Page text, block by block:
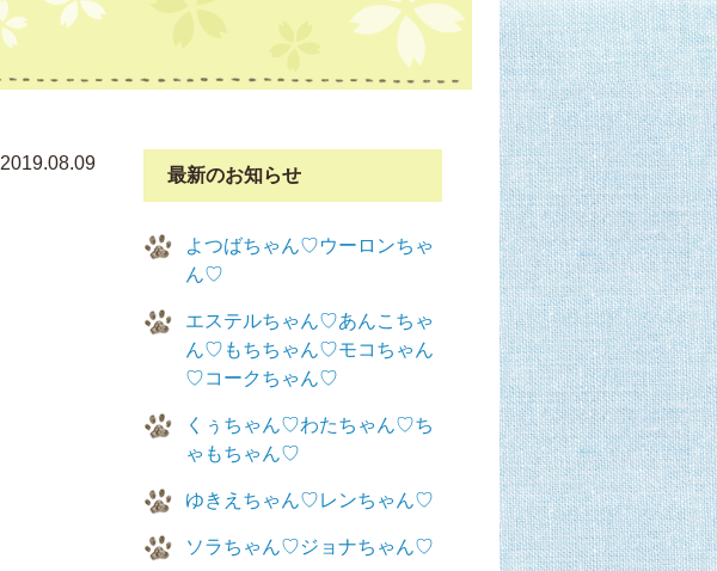
2019.08.09
最新のお知らせ
よつばちゃん♡ウーロンちゃ
ん♡
エステルちゃん♡あんこちゃ
ん♡もちちゃん♡モコちゃん
♡コークちゃん♡
くぅちゃん♡わたちゃん♡ち
ゃもちゃん♡
ゆきえちゃん♡レンちゃん♡
ソラちゃん♡ジョナちゃん♡